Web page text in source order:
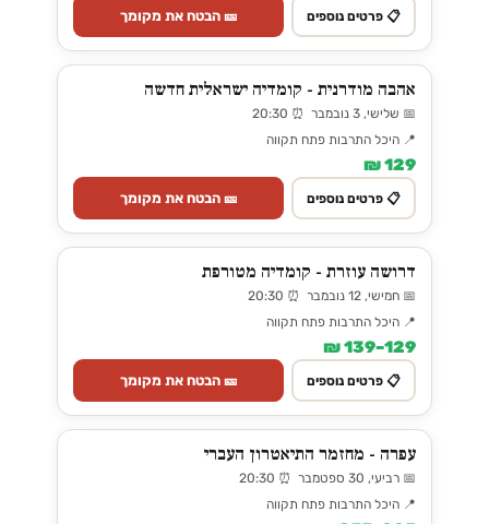
📋 פרטים נוספים 🎫 הבטח את מקומך
אהבה מודרנית - קומדיה ישראלית חדשה
📅 שלישי, 3 נובמבר ⏰ 20:30
📍 היכל התרבות פתח תקווה
129 ₪
📋 פרטים נוספים 🎫 הבטח את מקומך
דרושה עוזרת - קומדיה מטורפת
📅 חמישי, 12 נובמבר ⏰ 20:30
📍 היכל התרבות פתח תקווה
129–139 ₪
📋 פרטים נוספים 🎫 הבטח את מקומך
עפרה - מחזמר התיאטרון העברי
📅 רביעי, 30 ספטמבר ⏰ 20:30
📍 היכל התרבות פתח תקווה